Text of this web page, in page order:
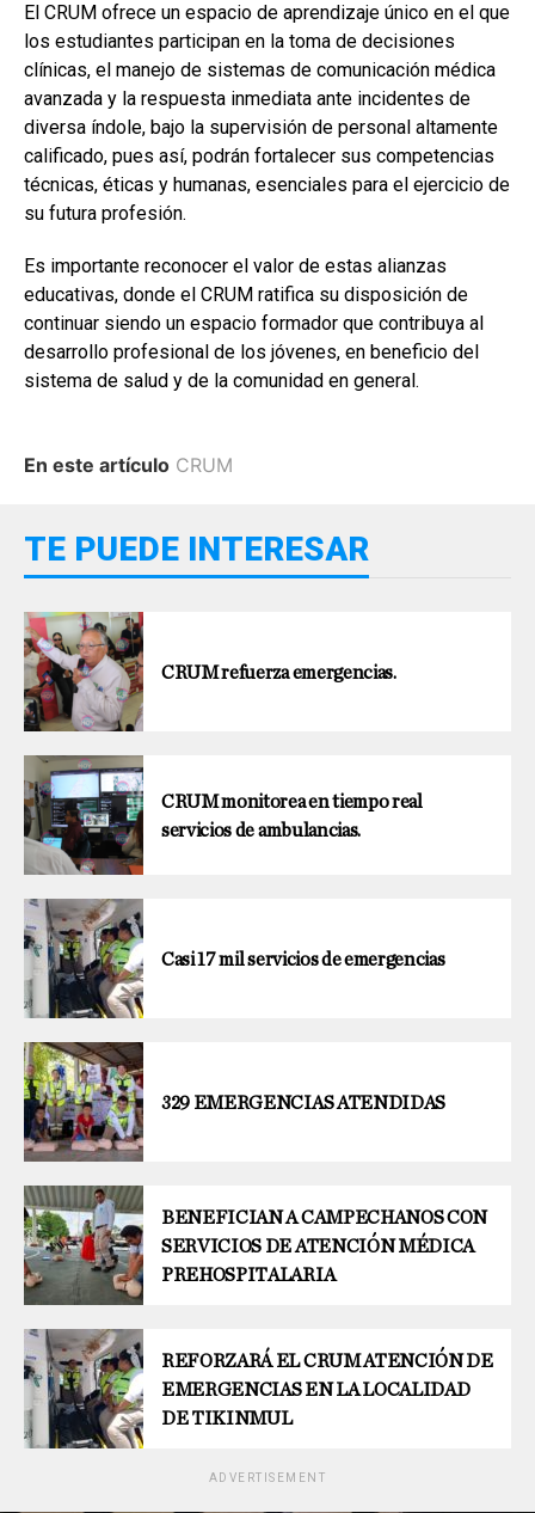
El CRUM ofrece un espacio de aprendizaje único en el que
los estudiantes participan en la toma de decisiones
clínicas, el manejo de sistemas de comunicación médica
avanzada y la respuesta inmediata ante incidentes de
diversa índole, bajo la supervisión de personal altamente
calificado, pues así, podrán fortalecer sus competencias
técnicas, éticas y humanas, esenciales para el ejercicio de
su futura profesión.
Es importante reconocer el valor de estas alianzas
educativas, donde el CRUM ratifica su disposición de
continuar siendo un espacio formador que contribuya al
desarrollo profesional de los jóvenes, en beneficio del
sistema de salud y de la comunidad en general.
En este artículo CRUM
TE PUEDE INTERESAR
CRUM refuerza emergencias.
CRUM monitorea en tiempo real
servicios de ambulancias.
Casi 17 mil servicios de emergencias
329 EMERGENCIAS ATENDIDAS
BENEFICIAN A CAMPECHANOS CON
SERVICIOS DE ATENCIÓN MÉDICA
PREHOSPITALARIA
REFORZARÁ EL CRUM ATENCIÓN DE
EMERGENCIAS EN LA LOCALIDAD
DE TIKINMUL
ADVERTISEMENT